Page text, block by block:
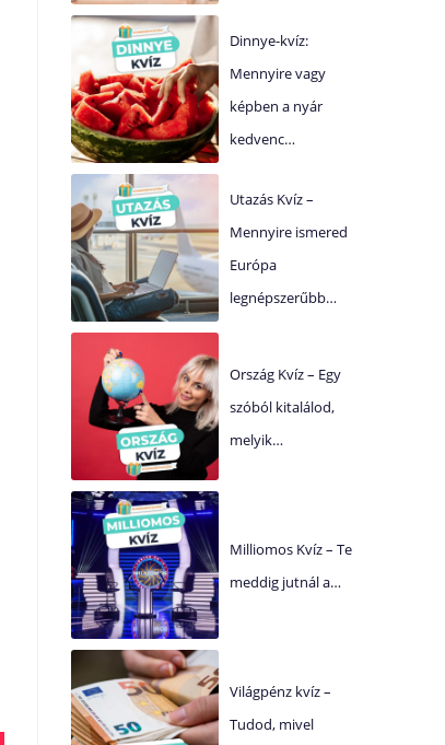
Dinnye-kvíz:
Mennyire vagy
képben a nyár
kedvenc…
Utazás Kvíz –
Mennyire ismered
Európa
legnépszerűbb…
Ország Kvíz – Egy
szóból kitalálod,
melyik…
Milliomos Kvíz – Te
meddig jutnál a…
Világpénz kvíz –
Tudod, mivel